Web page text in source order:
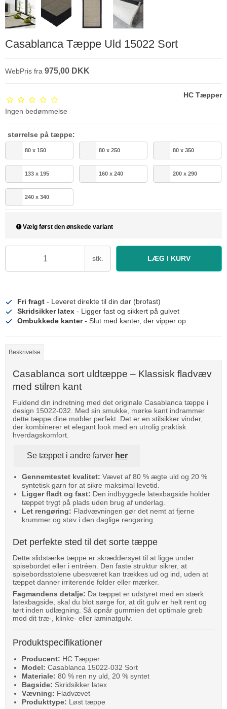
Casablanca Tæppe Uld 15022 Sort
WebPris fra 975,00 DKK
Ingen bedømmelse
HC Tæpper
størrelse på tæppe:
80 x 150 80 x 250 80 x 350
133 x 195 160 x 240 200 x 290
240 x 340
Vælg først den ønskede variant
stk. LÆG I KURV
Fri fragt - Leveret direkte til din dør (brofast)
Skridsikker latex - Ligger fast og sikkert på gulvet
Ombukkede kanter- Slut med kanter, der vipper op
Beskrivelse
Casablanca sort uldtæppe – Klassisk fladvæv
med stilren kant
Fuldend din indretning med det originale Casablanca tæppe i
design 15022-032. Med sin smukke, mørke kant indrammer
dette tæppe dine møbler perfekt. Det er en stilsikker vinder,
der kombinerer et elegant look med en utrolig praktisk
hverdagskomfort.
Se tæppet i andre farver her
Gennemtestet kvalitet: Vævet af 80 % ægte uld og 20 %
syntetisk garn for at sikre maksimal levetid.
Ligger fladt og fast: Den indbyggede latexbagside holder
tæppet trygt på plads uden brug af underlag.
Let rengøring: Fladvævningen gør det nemt at fjerne
krummer og støv i den daglige rengøring.
Det perfekte sted til det sorte tæppe
Dette slidstærke tæppe er skræddersyet til at ligge under
spisebordet eller i entréen. Den faste struktur sikrer, at
spisebordsstolene ubesværet kan trækkes ud og ind, uden at
tæppet danner irriterende folder eller mærker.
Fagmandens detalje: Da tæppet er udstyret med en stærk
latexbagside, skal du blot sørge for, at dit gulv er helt rent og
tørt inden udlægning. Så opnår gummien det optimale greb
mod dit træ-, klinke- eller laminatgulv.
Produktspecifikationer
Producent: HC Tæpper
Model: Casablanca 15022-032 Sort
Materiale: 80 % ren ny uld, 20 % syntet
Bagside: Skridsikker latex
Vævning: Fladvævet
Produkttype: Løst tæppe